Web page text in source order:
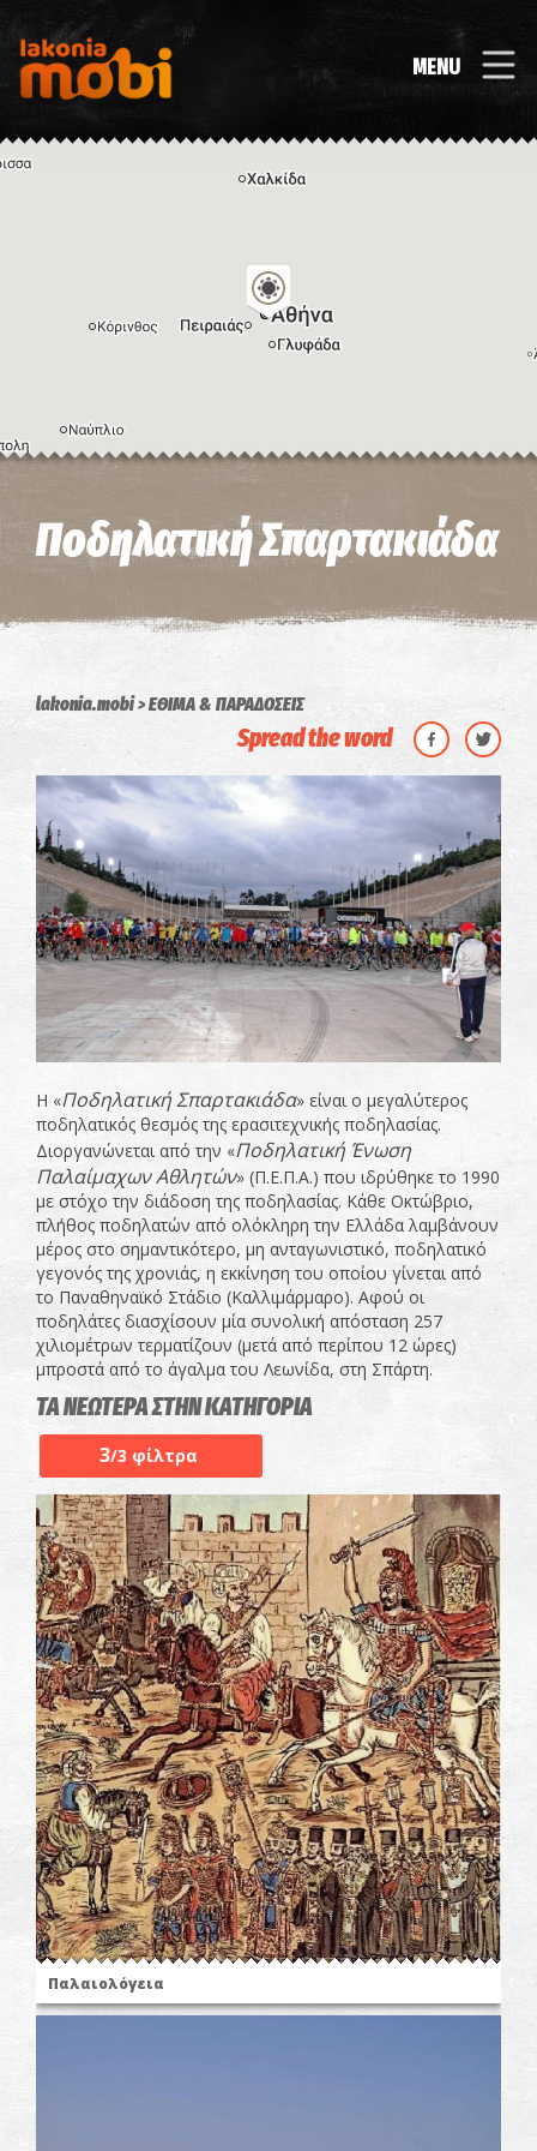
MENU
Η εικόνα ενδέχεται να υπόκειται σε πνευματικά δικαιώματα
Ποδηλατική Σπαρτακιάδα
lakonia.mobi ΕΘΙΜΑ & ΠΑΡΑΔΟΣΕΙΣ
Spread the word
Η «Ποδηλατική Σπαρτακιάδα» είναι ο μεγαλύτερος
ποδηλατικός θεσμός της ερασιτεχνικής ποδηλασίας.
Διοργανώνεται από την «Ποδηλατική Ένωση
Παλαίμαχων Αθλητών» (Π.Ε.Π.Α.) που ιδρύθηκε το 1990
με στόχο την διάδοση της ποδηλασίας. Κάθε Οκτώβριο,
πλήθος ποδηλατών από ολόκληρη την Ελλάδα λαμβάνουν
μέρος στο σημαντικότερο, μη ανταγωνιστικό, ποδηλατικό
γεγονός της χρονιάς, η εκκίνηση του οποίου γίνεται από
το Παναθηναϊκό Στάδιο (Καλλιμάρμαρο). Αφού οι
ποδηλάτες διασχίσουν μία συνολική απόσταση 257
χιλιομέτρων τερματίζουν (μετά από περίπου 12 ώρες)
μπροστά από το άγαλμα του Λεωνίδα, στη Σπάρτη.
ΤΑ ΝΕΩΤΕΡΑ ΣΤΗΝ ΚΑΤΗΓΟΡΙΑ
3/3 φίλτρα
Παλαιολόγεια